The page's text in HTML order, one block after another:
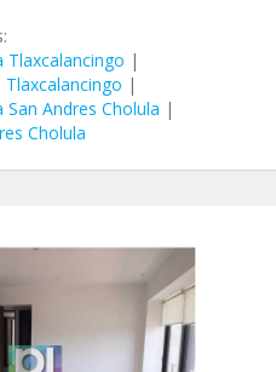
|
|
Andres Cholula |
Cholula